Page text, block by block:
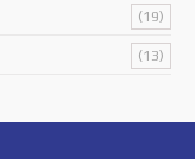
(19)
(13)